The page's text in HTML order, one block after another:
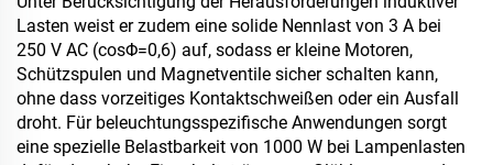
Lasten weist er zudem eine solide Nennlast von 3 A bei
250 V AC (cosΦ=0,6) auf, sodass er kleine Motoren,
Schützspulen und Magnetventile sicher schalten kann,
ohne dass vorzeitiges Kontaktschweißen oder ein Ausfall
droht. Für beleuchtungsspezifische Anwendungen sorgt
eine spezielle Belastbarkeit von 1000 W bei Lampenlasten